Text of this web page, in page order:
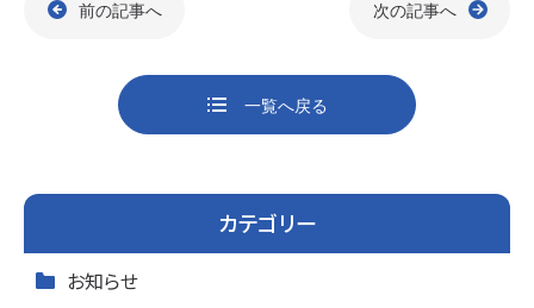
o
o
k
前の記事へ 次の記事へ
一覧へ戻る
カテゴリー
お知らせ